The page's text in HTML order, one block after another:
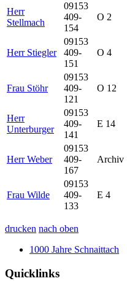
Herr
Stellmach
09153
409-
154
O 2
Herr Stiegler
09153
409-
151
O 4
Frau Stöhr
09153
409-
121
O 12
Herr
Unterburger
09153
409-
141
E 14
Herr Weber
09153
409-
167
Archiv
Frau Wilde
09153
409-
133
E 4
drucken nach oben
1000 Jahre Schnaittach
Quicklinks